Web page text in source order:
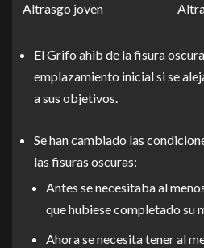
Altrasgo joven
El Grifo ahib de la fisura
emplazamiento inicial si se
a sus objetivos.
Se han cambiado las
las fisuras oscuras:
Antes se necesitaba al
que hubiese completado su
Ahora se necesita tener al